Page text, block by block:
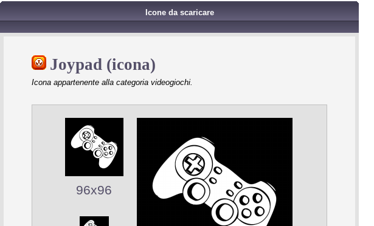
Icone da scaricare
Joypad (icona)
Icona appartenente alla categoria videogiochi.
96x96